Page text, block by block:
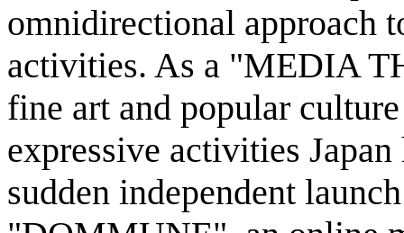
omnidirectional approach
activities. As a "MEDIA
fine art and popular
expressive activities
sudden independent